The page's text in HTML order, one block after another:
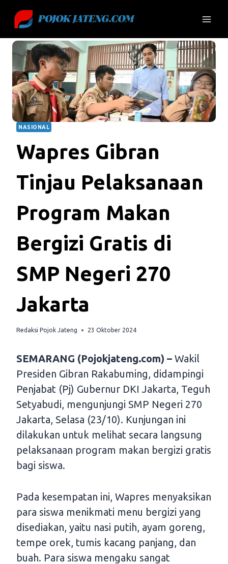
content
NASIONAL
Wapres Gibran
Tinjau Pelaksanaan
Program Makan
Bergizi Gratis di
SMP Negeri 270
Jakarta
Redaksi Pojok Jateng 23 Oktober 2024
SEMARANG (Pojokjateng.com) – Wakil
Presiden Gibran Rakabuming, didampingi
Penjabat (Pj) Gubernur DKI Jakarta, Teguh
Setyabudi, mengunjungi SMP Negeri 270
Jakarta, Selasa (23/10). Kunjungan ini
dilakukan untuk melihat secara langsung
pelaksanaan program makan bergizi gratis
bagi siswa.
Pada kesempatan ini, Wapres menyaksikan
para siswa menikmati menu bergizi yang
disediakan, yaitu nasi putih, ayam goreng,
tempe orek, tumis kacang panjang, dan
buah. Para siswa mengaku sangat